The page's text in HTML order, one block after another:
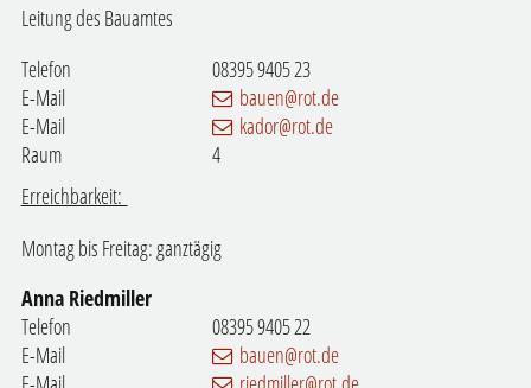
Leitung des Bauamtes
Telefon
08395 9405 23
E-Mail
bauen@rot.de
E-Mail
kador@rot.de
Raum
4
Erreichbarkeit:
Montag bis Freitag: ganztägig
Anna Riedmiller
Telefon
08395 9405 22
E-Mail
bauen@rot.de